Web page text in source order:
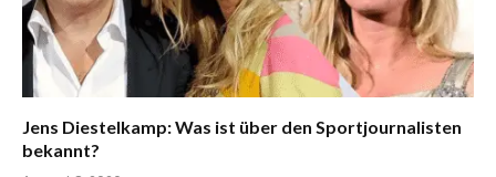
Jens Diestelkamp: Was ist über den Sportjournalisten
bekannt?